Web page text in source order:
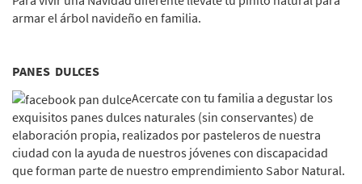
armar el árbol navideño en familia.
PANES DULCES
Acercate con tu familia a degustar los
exquisitos panes dulces naturales (sin conservantes) de
elaboración propia, realizados por pasteleros de nuestra
ciudad con la ayuda de nuestros jóvenes con discapacidad
que forman parte de nuestro emprendimiento Sabor Natural.